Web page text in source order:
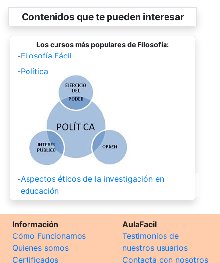
Contenidos que te pueden interesar
Los cursos más populares de Filosofía:
-Filosofía Fácil
-Política
-Aspectos éticos de la investigación en
educación
Información
Cómo Funcionamos
Quienes somos
Certificados
AulaFacil
Testimonios de
nuestros usuarios
Contacta con nosotros